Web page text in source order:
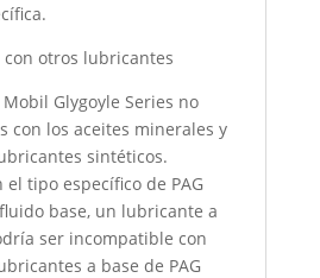
otros lubricantes
Glygoyle Series no
con los aceites minerales y
sintéticos.
el tipo específico de PAG
base, un lubricante a
ser incompatible con
a base de PAG